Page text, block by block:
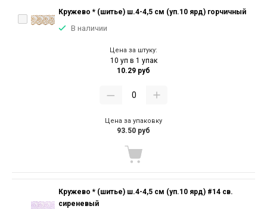
Кружево * (шитье) ш.4-4,5 см (уп.10 ярд) горчичный
В наличии
Цена за штуку:
10 уп в 1 упак
10.29 руб
Цена за упаковку
93.50 руб
Кружево * (шитье) ш.4-4,5 см (уп.10 ярд) #14 св.
сиреневый